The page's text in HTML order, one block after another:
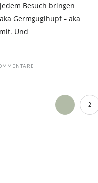
Besuch bringen
Germguglhupf – aka
Und
1 2